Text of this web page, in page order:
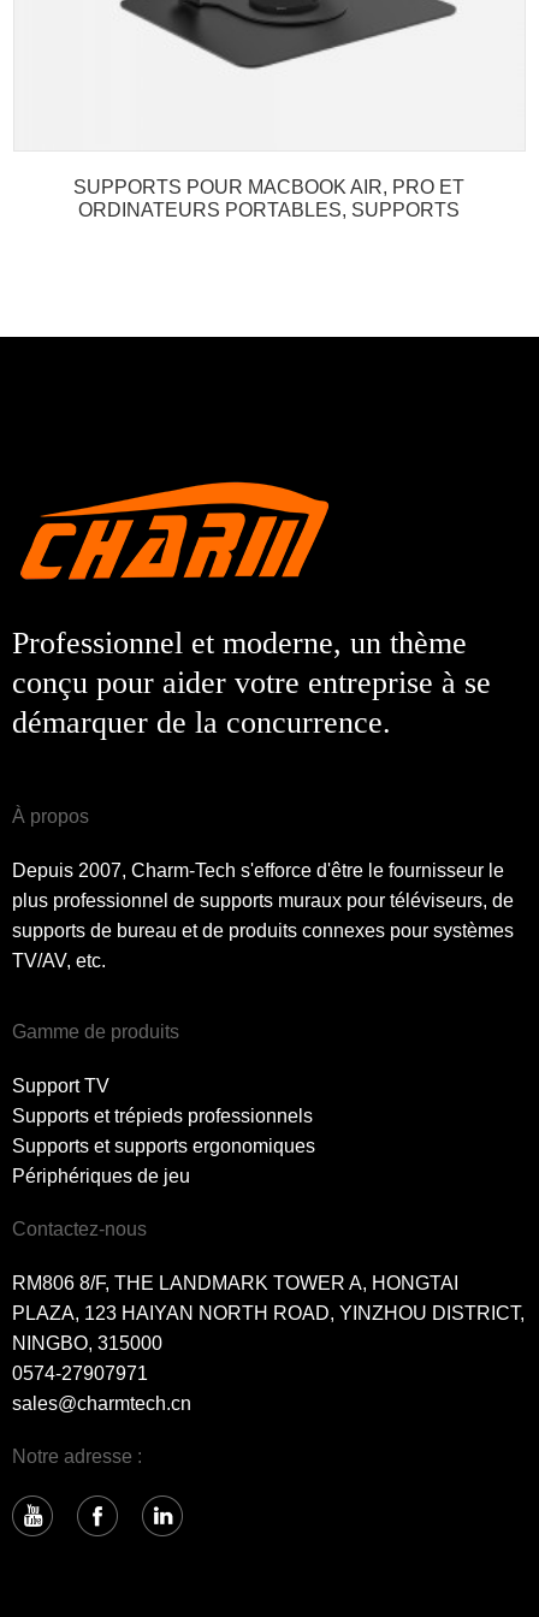
SUPPORTS POUR MACBOOK AIR, PRO ET
ORDINATEURS PORTABLES, SUPPORTS
Professionnel et moderne, un thème
conçu pour aider votre entreprise à se
démarquer de la concurrence.
À propos
Depuis 2007, Charm-Tech s'efforce d'être le fournisseur le
plus professionnel de supports muraux pour téléviseurs, de
supports de bureau et de produits connexes pour systèmes
TV/AV, etc.
Gamme de produits
Support TV
Supports et trépieds professionnels
Supports et supports ergonomiques
Périphériques de jeu
Contactez-nous
RM806 8/F, THE LANDMARK TOWER A, HONGTAI
PLAZA, 123 HAIYAN NORTH ROAD, YINZHOU DISTRICT,
NINGBO, 315000
0574-27907971
sales@charmtech.cn
Notre adresse :